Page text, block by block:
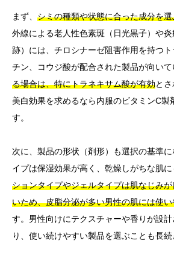
まず、 シミの種類や状態に合った成分を
外線による老人性色素斑（日光黒子）や
跡）には、チロシナーゼ阻害作用を持つ
チン、コウジ酸が配合された製品が向いて
る場合は、特にトラネキサム酸が有効と
美白効果を求めるなら内服のビタミンC製
す。
次に、製品の形状（剤形）も選択の基準
イプは保湿効果が高く、乾燥しがちな肌に
ションタイプやジェルタイプは肌なじみ
いため、皮脂分泌が多い男性の肌には使
す。男性向けにテクスチャーや香りが設
り、使い続けやすい製品を選ぶことも長続